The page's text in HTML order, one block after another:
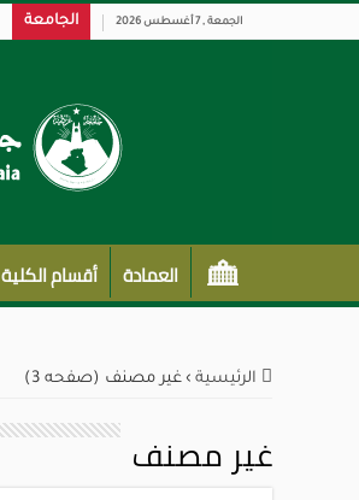
الجمعة , 7 أغسطس 2026 الجامعة
العمادة أقسام الكلية
الرئيسية › غير مصنف (صفحه 3)
غير مصنف